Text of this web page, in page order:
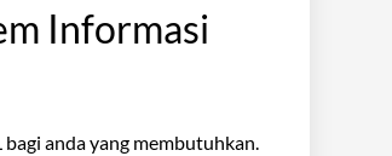
Informasi
anda yang membutuhkan.